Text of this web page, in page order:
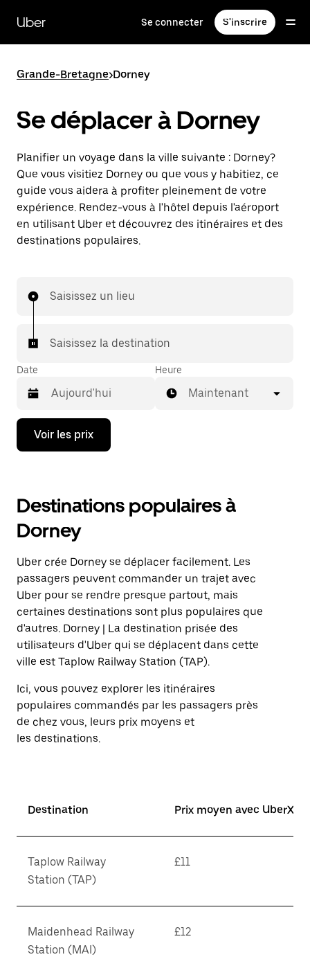
contenu
principal
Uber Se connecter S'inscrire
Grande-Bretagne>Dorney
Se déplacer à Dorney
Planifier un voyage dans la ville suivante : Dorney?
Que vous visitiez Dorney ou que vous y habitiez, ce
guide vous aidera à profiter pleinement de votre
expérience. Rendez-vous à l'hôtel depuis l'aéroport
en utilisant Uber et découvrez des itinéraires et des
destinations populaires.
Saisissez un lieu
Saisissez la destination
Date
Appuyez
la
bas
pour
ouvrir
le
et
sélectionner
une
date.
Appuyez
sur
la
touche
Échap
fermer
le
calendrier.
Heure
Maintenant
Voir les prix
Destinations populaires à
Dorney
Uber crée Dorney se déplacer facilement. Les
passagers peuvent commander un trajet avec
Uber pour se rendre presque partout, mais
certaines destinations sont plus populaires que
d'autres. Dorney | La destination prisée des
utilisateurs d'Uber qui se déplacent dans cette
ville est Taplow Railway Station (TAP).
Ici, vous pouvez explorer les itinéraires
populaires commandés par les passagers près
de chez vous, leurs prix moyens et
les destinations.
Destination Prix moyen avec UberX*
Taplow Railway
Station (TAP)
£11
Maidenhead Railway
Station (MAI)
£12